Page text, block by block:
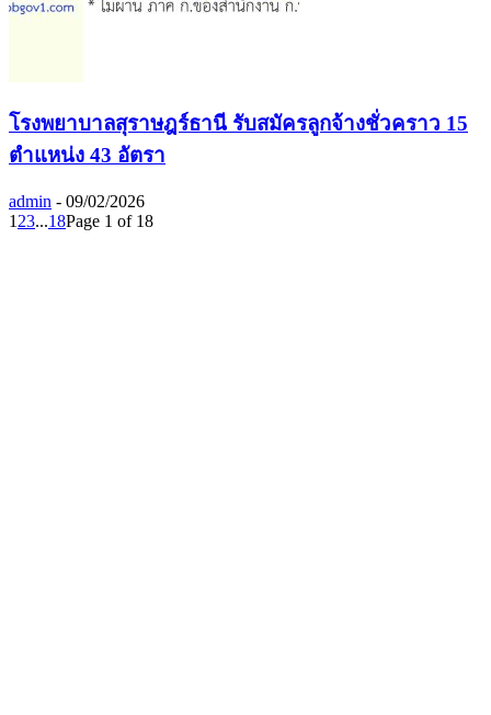
โรงพยาบาลสุราษฎร์ธานี รับสมัครลูกจ้างชั่วคราว 15
ตำแหน่ง 43 อัตรา
admin - 09/02/2026
1 23...18Page 1 of 18